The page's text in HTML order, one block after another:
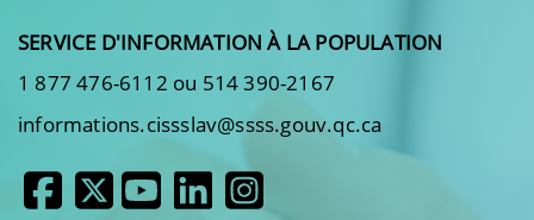
SERVICE D'INFORMATION À LA POPULATION
1 877 476-6112 ou 514 390-2167
informations.cissslav@ssss.gouv.qc.ca